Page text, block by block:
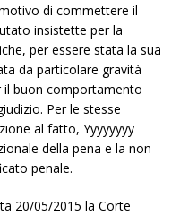
di commettere il
insistette per la
per essere stata la sua
da particolare gravità
il buon comportamento
Per le stesse
al fatto, Yyyyyyyy
della pena e la non
penale.
20/05/2015 la Corte